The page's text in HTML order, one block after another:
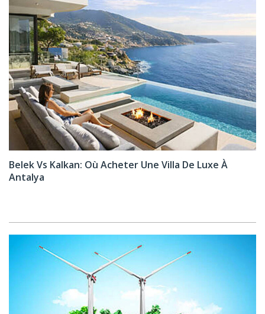
Belek Vs Kalkan: Où Acheter Une Villa De Luxe À
Antalya